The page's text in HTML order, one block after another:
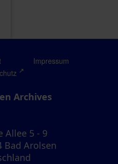
Impressum
Archives
Allee 5 - 9
Bad Arolsen